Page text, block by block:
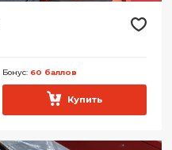
Бонус: 60 баллов
Купить